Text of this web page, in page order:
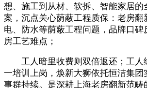
想、施工到从材、软拆、智能家居的
案，沉点关心荫蔽工程质保：老房翻
电、防水等荫蔽工程问题，品牌口碑
房工艺难点；
工人暗里收费则双倍返还；工人
一培训上岗，焕新大狮依托恒洁集团
事群持续。是深耕上海老房翻新范畴